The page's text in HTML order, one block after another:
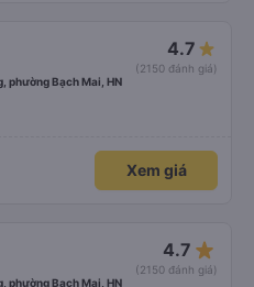
4.7
(2150 đánh giá)
phường Bạch Mai, HN
Xem giá
4.7 star_rate
(2150 đánh giá)
phường Bạch Mai, HN